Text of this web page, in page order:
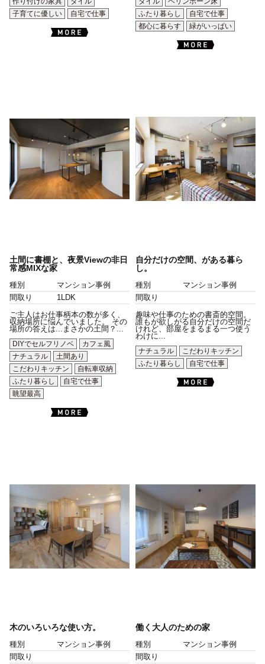
子育てに優しい
自宅で仕事
ふたり暮らし
自宅で仕事
都心に暮らす
緑がいっぱい
土間に書棚と、夜景Viewの非日
常感MIXな家
種別
マンション事例
間取り
1LDK
ご主人はお仕事柄本の数が多く、
収納場所に悩んでいました。 その
場所の答えは...まさかの土間？...
DIYでセルフリノベ
カフェ風
ナチュラル
土間あり
こだわりキッチン
自転車収納
ふたり暮らし
自宅で仕事
眺望最高
自分だけの空間、がある暮ら
し。
種別
マンション事例
間取り
趣味や仕事のための書斎的空間。
誰もが欲しがる自分だけの空間だ
けれど、部屋をまるまる一つ使う
わけに...
ナチュラル
こだわりキッチン
ふたり暮らし
自宅で仕事
木のいろいろな使い方。
種別
マンション事例
間取り
働く大人のための家
種別
マンション事例
間取り